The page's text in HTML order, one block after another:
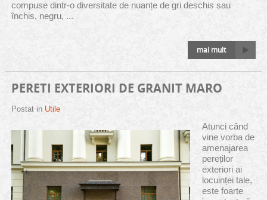
compuse dintr-o diversitate de nuanțe de gri deschis sau
închis, negru, ...
mai mult
PERETI EXTERIORI DE GRANIT MARO
Postat in Utile
Atunci când
vine vorba de
amenajarea
pereților
exteriori ai
locuinței tale,
este foarte